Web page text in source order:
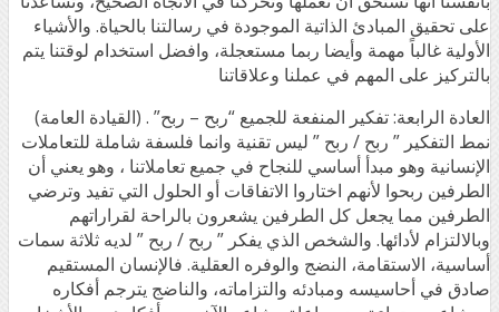
على تحقيق المبادئ الذاتية الموجودة في رسالتنا بالحياة. والأشياء
الأولية غالباً مهمة وأيضا ربما مستعجلة، وافضل استخدام لوقتنا يتم
بالتركيز على المهم في عملنا وعلاقاتنا
العادة الرابعة: تفكير المنفعة للجميع “ربح – ربح” . (القيادة العامة)
نمط التفكير ” ربح / ربح ” ليس تقنية وانما فلسفة شاملة للتعاملات
الإنسانية وهو مبدأ أساسي للنجاح في جميع تعاملاتنا ، وهو يعني أن
الطرفين ربحوا لأنهم اختاروا الاتفاقات أو الحلول التي تفيد وترضي
الطرفين مما يجعل كل الطرفين يشعرون بالراحة لقراراتهم
وبالالتزام لأدائها. والشخص الذي يفكر ” ربح / ربح ” لديه ثلاثة سمات
أساسية، الاستقامة، النضج والوفره العقلية. فالإنسان المستقيم
صادق في أحاسيسه ومبادئه والتزاماته، والناضج يترجم أفكاره